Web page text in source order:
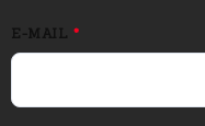
E-MAIL